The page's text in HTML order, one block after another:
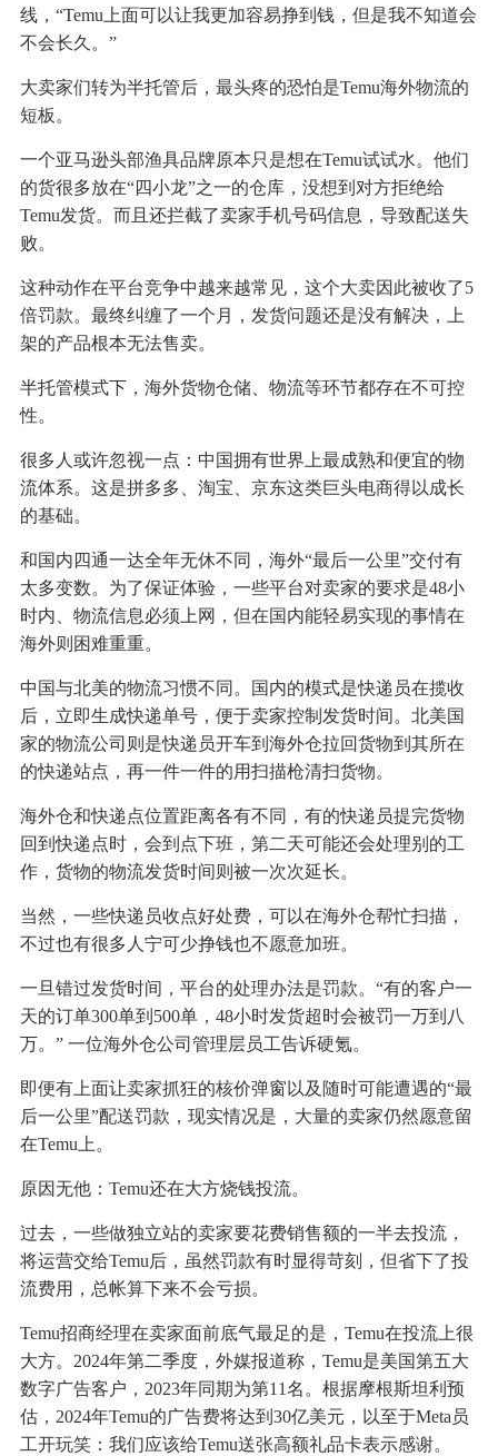
线，“Temu上面可以让我更加容易挣到钱，但是我不知道会
不会长久。”
大卖家们转为半托管后，最头疼的恐怕是Temu海外物流的
短板。
一个亚马逊头部渔具品牌原本只是想在Temu试试水。他们
的货很多放在“四小龙”之一的仓库，没想到对方拒绝给
Temu发货。而且还拦截了卖家手机号码信息，导致配送失
败。
这种动作在平台竞争中越来越常见，这个大卖因此被收了5
倍罚款。最终纠缠了一个月，发货问题还是没有解决，上
架的产品根本无法售卖。
半托管模式下，海外货物仓储、物流等环节都存在不可控
性。
很多人或许忽视一点：中国拥有世界上最成熟和便宜的物
流体系。这是拼多多、淘宝、京东这类巨头电商得以成长
的基础。
和国内四通一达全年无休不同，海外“最后一公里”交付有
太多变数。为了保证体验，一些平台对卖家的要求是48小
时内、物流信息必须上网，但在国内能轻易实现的事情在
海外则困难重重。
中国与北美的物流习惯不同。国内的模式是快递员在揽收
后，立即生成快递单号，便于卖家控制发货时间。北美国
家的物流公司则是快递员开车到海外仓拉回货物到其所在
的快递站点，再一件一件的用扫描枪清扫货物。
海外仓和快递点位置距离各有不同，有的快递员提完货物
回到快递点时，会到点下班，第二天可能还会处理别的工
作，货物的物流发货时间则被一次次延长。
当然，一些快递员收点好处费，可以在海外仓帮忙扫描，
不过也有很多人宁可少挣钱也不愿意加班。
一旦错过发货时间，平台的处理办法是罚款。“有的客户一
天的订单300单到500单，48小时发货超时会被罚一万到八
万。” 一位海外仓公司管理层员工告诉硬氪。
即便有上面让卖家抓狂的核价弹窗以及随时可能遭遇的“最
后一公里”配送罚款，现实情况是，大量的卖家仍然愿意留
在Temu上。
原因无他：Temu还在大方烧钱投流。
过去，一些做独立站的卖家要花费销售额的一半去投流，
将运营交给Temu后，虽然罚款有时显得苛刻，但省下了投
流费用，总帐算下来不会亏损。
Temu招商经理在卖家面前底气最足的是，Temu在投流上很
大方。2024年第二季度，外媒报道称，Temu是美国第五大
数字广告客户，2023年同期为第11名。根据摩根斯坦利预
估，2024年Temu的广告费将达到30亿美元，以至于Meta员
工开玩笑：我们应该给Temu送张高额礼品卡表示感谢。